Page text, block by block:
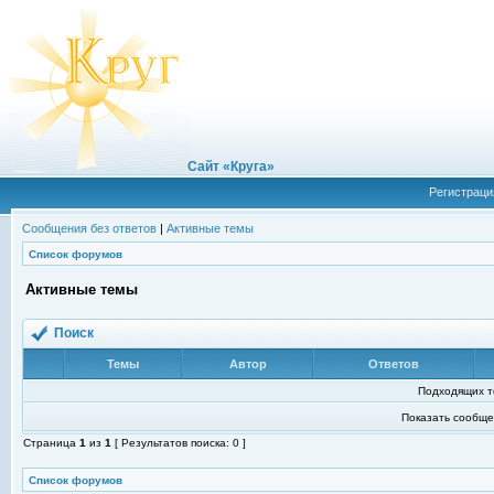
Сайт «Круга»
Сообщения без ответов | Активные темы
Список форумов
Активные темы
Поиск
Темы Автор Ответов
Подходящих
Показать
Страница 1 из 1 [ Результатов поиска: 0 ]
Список форумов